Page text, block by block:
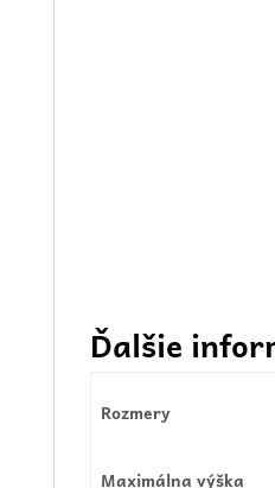
Ďalšie
Rozmery
Maximálna výška